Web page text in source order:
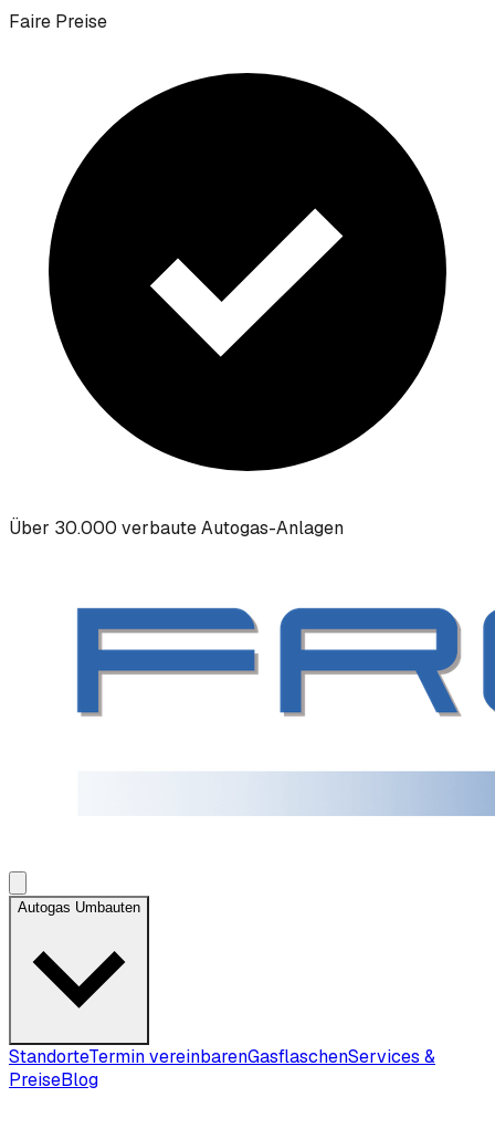
Faire Preise
Über 30.000 verbaute Autogas-Anlagen
Autogas Umbauten
StandorteTermin vereinbarenGasflaschenServices &
PreiseBlog